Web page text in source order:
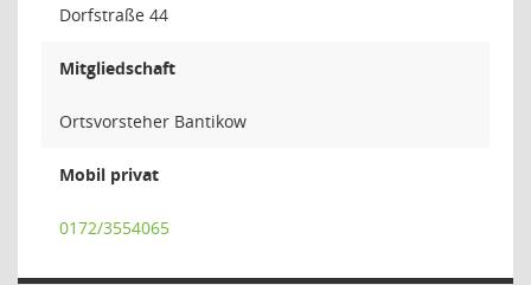
Dorfstraße 44
Mitgliedschaft
Ortsvorsteher Bantikow
Mobil privat
0172/3554065